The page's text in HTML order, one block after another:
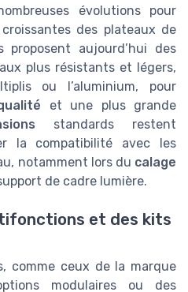
évolutions pour
des plateaux de
proposent aujourd’hui des
plus résistants et légers,
ou l’aluminium, pour
et une plus grande
standards restent
la compatibilité avec les
notamment lors du calage
de cadre lumière.
et des kits
comme ceux de la marque
modulaires ou des